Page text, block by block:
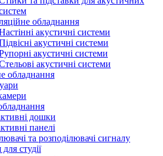
обладнання
акустичні системи
акустичні системи
акустичні системи
акустичні системи
обладнання
дошки
панелі
та розподілювачі сигналу
студії